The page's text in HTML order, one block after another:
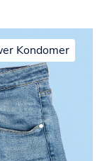
Kondomer